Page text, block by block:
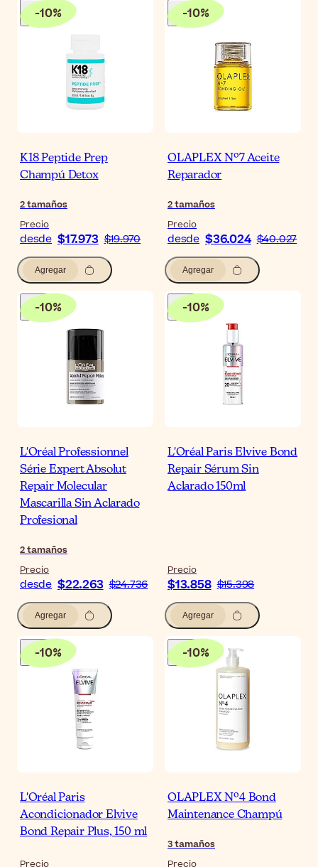
-10%
K18 Peptide Prep
Champú Detox
2tamaños
Precio
desde $17.973 $19.970
Agregar
-10%
OLAPLEX Nº7 Aceite
Reparador
2tamaños
Precio
desde $36.024 $40.027
Agregar
-10%
L'Oréal Professionnel
Série Expert Absolut
Repair Molecular
Mascarilla Sin Aclarado
Profesional
2tamaños
Precio
desde $22.263 $24.736
Agregar
-10%
L'Oréal Paris Elvive Bond
Repair Sérum Sin
Aclarado 150ml
Precio
$13.858 $15.398
Agregar
-10%
L'Oréal Paris
Acondicionador Elvive
Bond Repair Plus, 150 ml
Precio
-10%
OLAPLEX Nº4 Bond
Maintenance Champú
3tamaños
Precio